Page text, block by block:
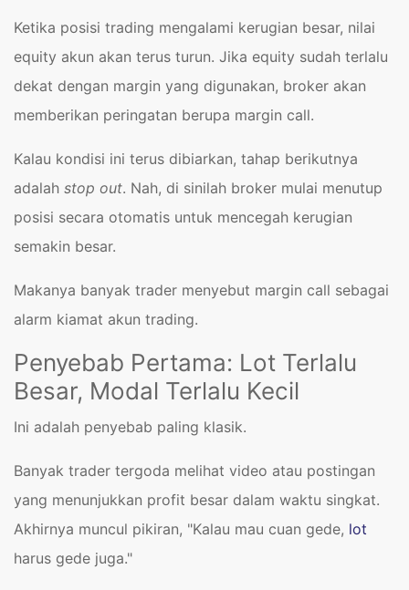
Ketika posisi trading mengalami kerugian besar, nilai
equity akun akan terus turun. Jika equity sudah terlalu
dekat dengan margin yang digunakan, broker akan
memberikan peringatan berupa margin call.
Kalau kondisi ini terus dibiarkan, tahap berikutnya
adalah stop out. Nah, di sinilah broker mulai menutup
posisi secara otomatis untuk mencegah kerugian
semakin besar.
Makanya banyak trader menyebut margin call sebagai
alarm kiamat akun trading.
Penyebab Pertama: Lot Terlalu
Besar, Modal Terlalu Kecil
Ini adalah penyebab paling klasik.
Banyak trader tergoda melihat video atau postingan
yang menunjukkan profit besar dalam waktu singkat.
Akhirnya muncul pikiran, "Kalau mau cuan gede, lot
harus gede juga."